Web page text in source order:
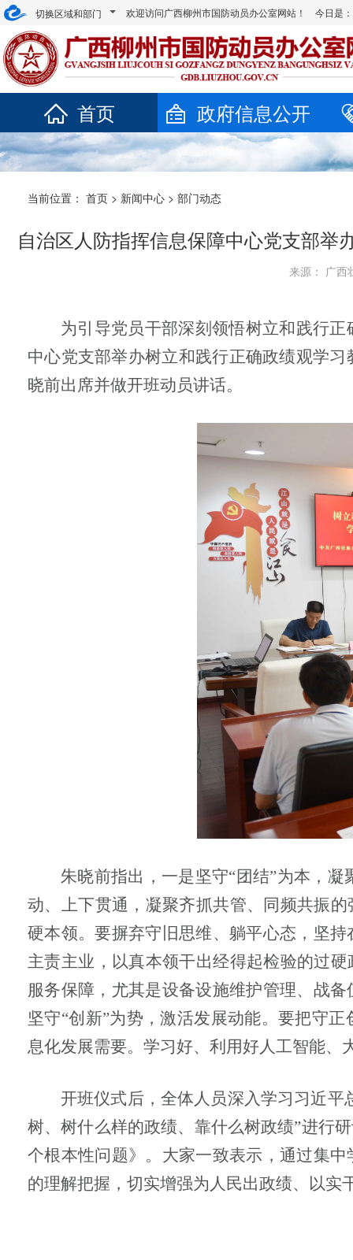
切换区域和部门 欢迎访问广西柳州市国防动员办公室网站！ 今日是
首页 政府信息公开
当前位置： 首页 > 新闻中心 > 部门动态
自治区人防指挥信息保障中心党支部举
来源： 广
为引导党员干部深刻领悟树立和践行
中心党支部举办树立和践行正确政绩观学
晓前出席并做开班动员讲话。
朱晓前指出，一是坚守“团结”为本，
动、上下贯通，凝聚齐抓共管、同频共振
硬本领。要摒弃守旧思维、躺平心态，坚
主责主业，以真本领干出经得起检验的过
服务保障，尤其是设备设施维护管理、战
坚守“创新”为势，激活发展动能。要把守
息化发展需要。学习好、利用好人工智能
开班仪式后，全体人员深入学习习近
树、树什么样的政绩、靠什么树政绩”进行
个根本性问题》。大家一致表示，通过集
的理解把握，切实增强为人民出政绩、以实